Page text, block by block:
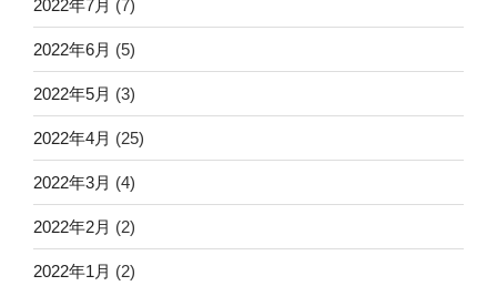
2022年7月 (7)
2022年6月 (5)
2022年5月 (3)
2022年4月 (25)
2022年3月 (4)
2022年2月 (2)
2022年1月 (2)